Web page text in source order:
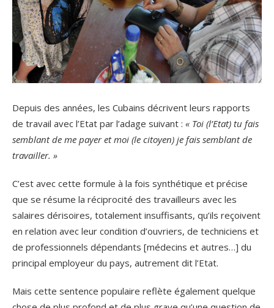
Depuis des années, les Cubains décrivent leurs rapports
de travail avec l’Etat par l’adage suivant : « Toi (l’Etat) tu fais
semblant de me payer et moi (le citoyen) je fais semblant de
travailler. »
C’est avec cette formule à la fois synthétique et précise
que se résume la réciprocité des travailleurs avec les
salaires dérisoires, totalement insuffisants, qu’ils reçoivent
en relation avec leur condition d’ouvriers, de techniciens et
de professionnels dépendants [médecins et autres…] du
principal employeur du pays, autrement dit l’Etat.
Mais cette sentence populaire reflète également quelque